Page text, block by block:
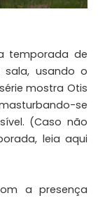
temporada de
usando o
mostra Otis
se
(Caso não
leia aqui
a presença